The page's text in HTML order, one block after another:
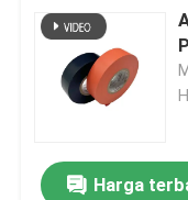
Harga